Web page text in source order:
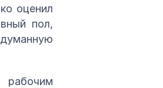
оценил
пол,
рабочим